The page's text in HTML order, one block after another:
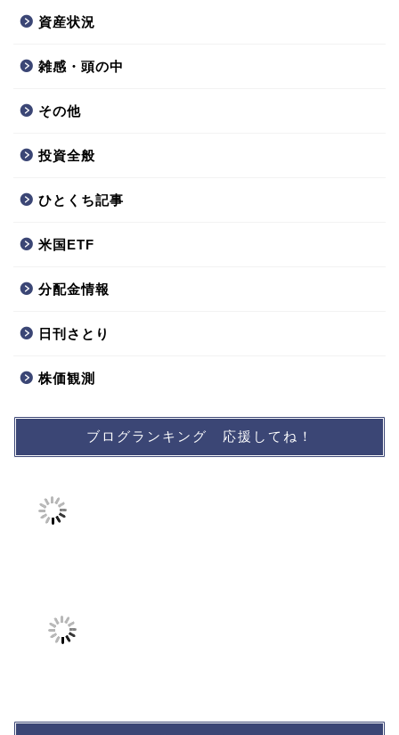
資産状況
雑感・頭の中
その他
投資全般
ひとくち記事
米国ETF
分配金情報
日刊さとり
株価観測
ブログランキング 応援してね！